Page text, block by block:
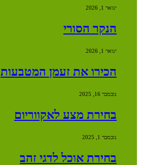
ינואר 1, 2026
הנקר הסורי
ינואר 1, 2026
הכירו את זעמן המטבעות
נובמבר 16, 2025
בחירת מצע לאקווריום
נובמבר 1, 2025
בחירת אוכל לדגי זהב